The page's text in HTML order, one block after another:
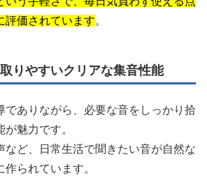
評価されています。
りやすいクリアな集音性能
でありながら、必要な音をしっかり拾
魅力です。
など、日常生活で聞きたい音が自然な
られています。